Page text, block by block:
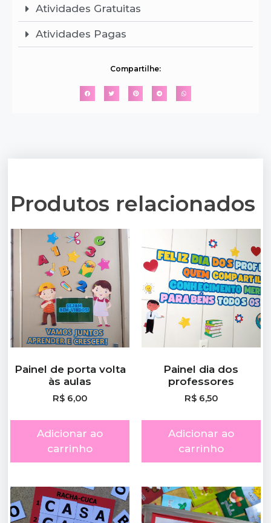
Atividades Gratuitas
Atividades Pagas
Compartilhe:
Produtos relacionados
Painel de porta volta
às aulas
R$ 6,00
Adicionar ao
carrinho
Painel dia dos
professores
R$6,50
Adicionar ao
carrinho